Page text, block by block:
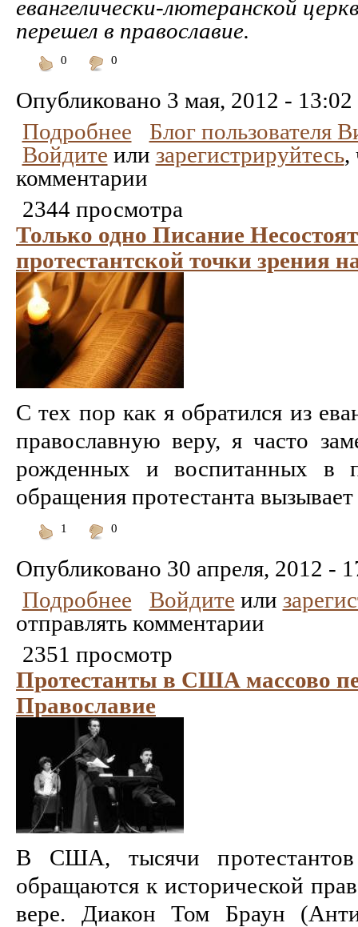
евангелически-лютеранской
перешел в православие.
0
0
Опубликовано 3 мая, 2012 - 13:02
Подробнее
Блог пользователя
Войдите или зарегистрируйтесь,
комментарии
2344 просмотра
Только одно Писание
протестантской точки зрения
С тех пор как я обратился из
православную веру, я часто
рожденных и воспитанных в
обращения протестанта
1
0
Опубликовано 30 апреля, 2012 -
Подробнее
Войдите или
отправлять комментарии
2351 просмотр
Протестанты в США массово
Православие
В США, тысячи
обращаются к исторической
вере. Диакон Том Браун